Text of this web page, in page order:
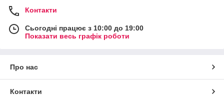
Контакти
Сьогодні працює з 10:00 до 19:00
Показати весь графік роботи
Про нас
Контакти